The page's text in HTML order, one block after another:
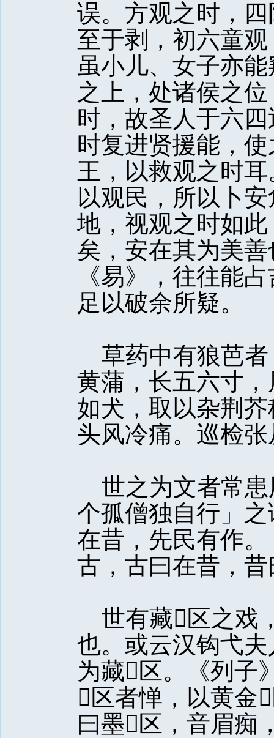
误。方观之时，
至于剥，初六童
虽小儿、女子亦
之上，处诸侯之
时，故圣人于六
时复进贤援能，
王，以救观之时
以观民，所以卜
地，视观之时如
矣，安在其为美
《易》，往往能
足以破余所疑。
草药中有狼芭者
黄蒲，长五六寸
如犬，取以杂荆
头风冷痛。巡检
世之为文者常患
个孤僧独自行」
在昔，先民有作
古，古曰在昔，
世有藏区之戏
也。或云汉钩弋
为藏区。《列子
区者惮，以黄金
曰墨区，音眉痴